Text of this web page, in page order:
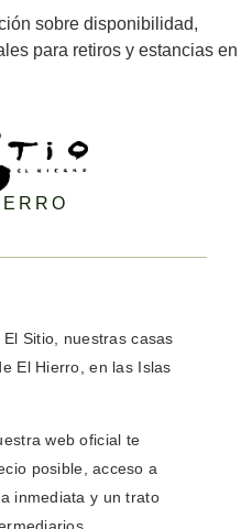
sobre disponibilidad,
para retiros y estancias en
Sitio, nuestras casas
El Hierro, en las Islas
web oficial te
posible, acceso a
inmediata y untrato